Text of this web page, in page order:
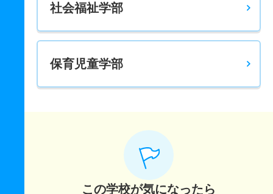
社会福祉学部
保育児童学部
この学校が気になったら